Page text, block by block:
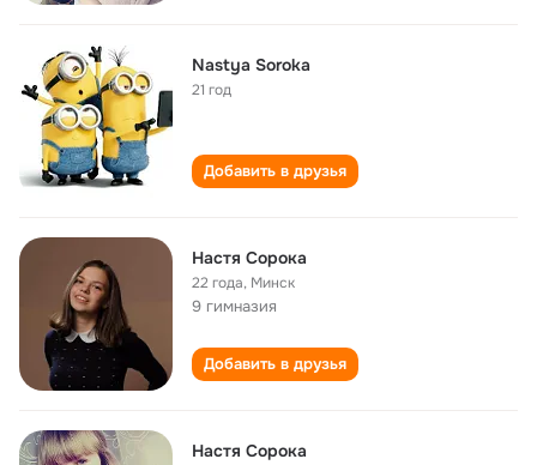
Nastya Soroka
21 год
Добавить в друзья
Настя Сорока
22 года, Минск
9 гимназия
Добавить в друзья
Настя Сорока